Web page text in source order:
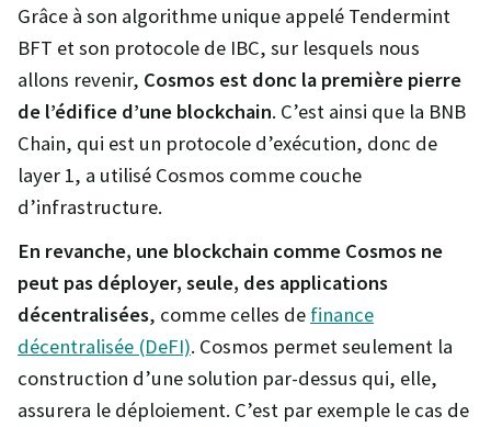
Grâce à son algorithme unique appelé Tendermint
BFT et son protocole de IBC, sur lesquels nous
allons revenir, Cosmos est donc la première pierre
de l’édifice d’une blockchain. C’est ainsi que la BNB
Chain, qui est un protocole d’exécution, donc de
layer 1, a utilisé Cosmos comme couche
d’infrastructure.
En revanche, une blockchain comme Cosmos ne
peut pas déployer, seule, des applications
décentralisées, comme celles de finance
décentralisée (DeFI). Cosmos permet seulement la
construction d’une solution par-dessus qui, elle,
assurera le déploiement. C’est par exemple le cas de